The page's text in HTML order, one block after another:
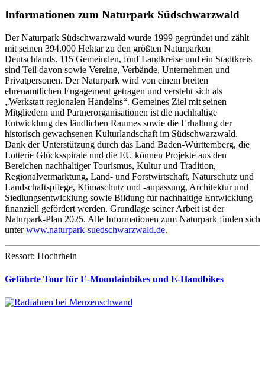
Informationen zum Naturpark Südschwarzwald
Der Naturpark Südschwarzwald wurde 1999 gegründet und zählt
mit seinen 394.000 Hektar zu den größten Naturparken
Deutschlands. 115 Gemeinden, fünf Landkreise und ein Stadtkreis
sind Teil davon sowie Vereine, Verbände, Unternehmen und
Privatpersonen. Der Naturpark wird von einem breiten
ehrenamtlichen Engagement getragen und versteht sich als
„Werkstatt regionalen Handelns“. Gemeines Ziel mit seinen
Mitgliedern und Partnerorganisationen ist die nachhaltige
Entwicklung des ländlichen Raumes sowie die Erhaltung der
historisch gewachsenen Kulturlandschaft im Südschwarzwald.
Dank der Unterstützung durch das Land Baden-Württemberg, die
Lotterie Glücksspirale und die EU können Projekte aus den
Bereichen nachhaltiger Tourismus, Kultur und Tradition,
Regionalvermarktung, Land- und Forstwirtschaft, Naturschutz und
Landschaftspflege, Klimaschutz und -anpassung, Architektur und
Siedlungsentwicklung sowie Bildung für nachhaltige Entwicklung
finanziell gefördert werden. Grundlage seiner Arbeit ist der
Naturpark-Plan 2025. Alle Informationen zum Naturpark finden sich
unterwww.naturpark-suedschwarzwald.de.
Ressort: Hochrhein
Geführte Tour für E-Mountainbikes und E-Handbikes